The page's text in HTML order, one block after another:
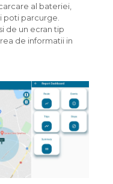
al bateriei,
poti parcurge.
de un ecran tip
de informatii in